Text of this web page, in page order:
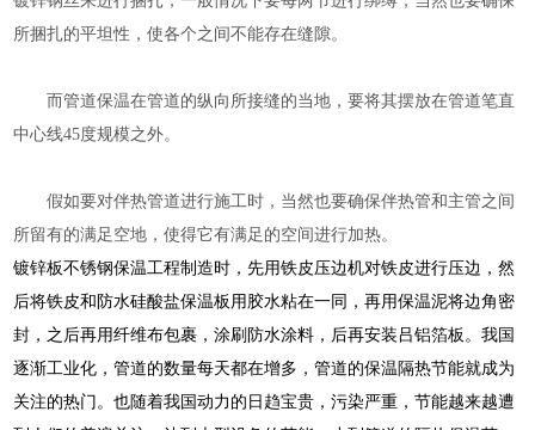
所捆扎的平坦性，使各个之间不能存在缝隙。
而管道保温在管道的纵向所接缝的当地，要将其摆放在管道笔直
中心线45度规模之外。
假如要对伴热管道进行施工时，当然也要确保伴热管和主管之间
所留有的满足空地，使得它有满足的空间进行加热。
镀锌板不锈钢保温工程制造时，先用铁皮压边机对铁皮进行压边，然
后将铁皮和防水硅酸盐保温板用胶水粘在一同，再用保温泥将边角密
封，之后再用纤维布包裹，涂刷防水涂料，后再安装吕铝箔板。我国
逐渐工业化，管道的数量每天都在增多，管道的保温隔热节能就成为
关注的热门。也随着我国动力的日趋宝贵，污染严重，节能越来越遭